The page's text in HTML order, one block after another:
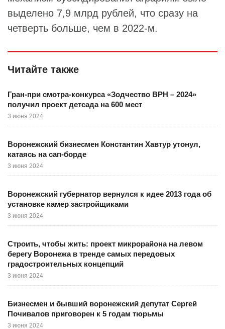
выделено 7,9 млрд рублей, что сразу на
четверть больше, чем в 2022-м.
Читайте также
Гран-при смотра-конкурса «Зодчество ВРН – 2024»
получил проект детсада на 600 мест
3 июня 2024
Воронежский бизнесмен Константин Хавтур утонул,
катаясь на сап-борде
3 июня 2024
Воронежский губернатор вернулся к идее 2013 года об
установке камер застройщиками
3 июня 2024
Строить, чтобы жить: проект микрорайона на левом
берегу Воронежа в тренде самых передовых
градостроительных концепций
3 июня 2024
Бизнесмен и бывший воронежский депутат Сергей
Почивалов приговорен к 5 годам тюрьмы
3 июня 2024